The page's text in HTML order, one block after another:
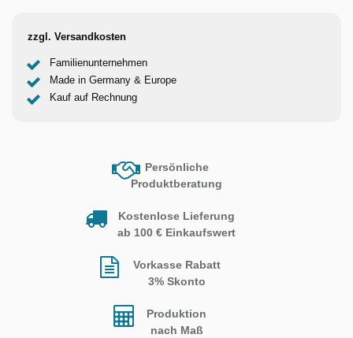
zzgl. Versandkosten
Familienunternehmen
Made in Germany & Europe
Kauf auf Rechnung
Persönliche
Produktberatung
Kostenlose Lieferung
ab 100 € Einkaufswert
Vorkasse Rabatt
3% Skonto
Produktion
nach Maß